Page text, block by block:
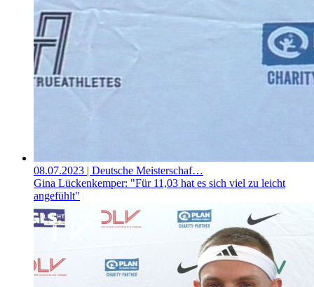
08.07.2023 | Deutsche Meisterschaf…
Gina Lückenkemper: "Für 11,03 hat es sich viel zu leicht
angefühlt"